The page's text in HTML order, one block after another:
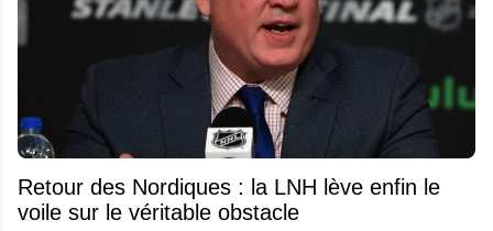
Retour des Nordiques : la LNH lève enfin le
voile sur le véritable obstacle